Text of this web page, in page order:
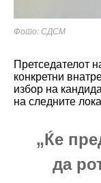
Фото: СДСМ
Претседателот
конкретни
избор на
на следните
„Ќе
да